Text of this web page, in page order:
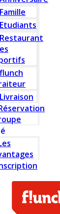
Famille
Etudiants
Restaurant
flunch
Livraison